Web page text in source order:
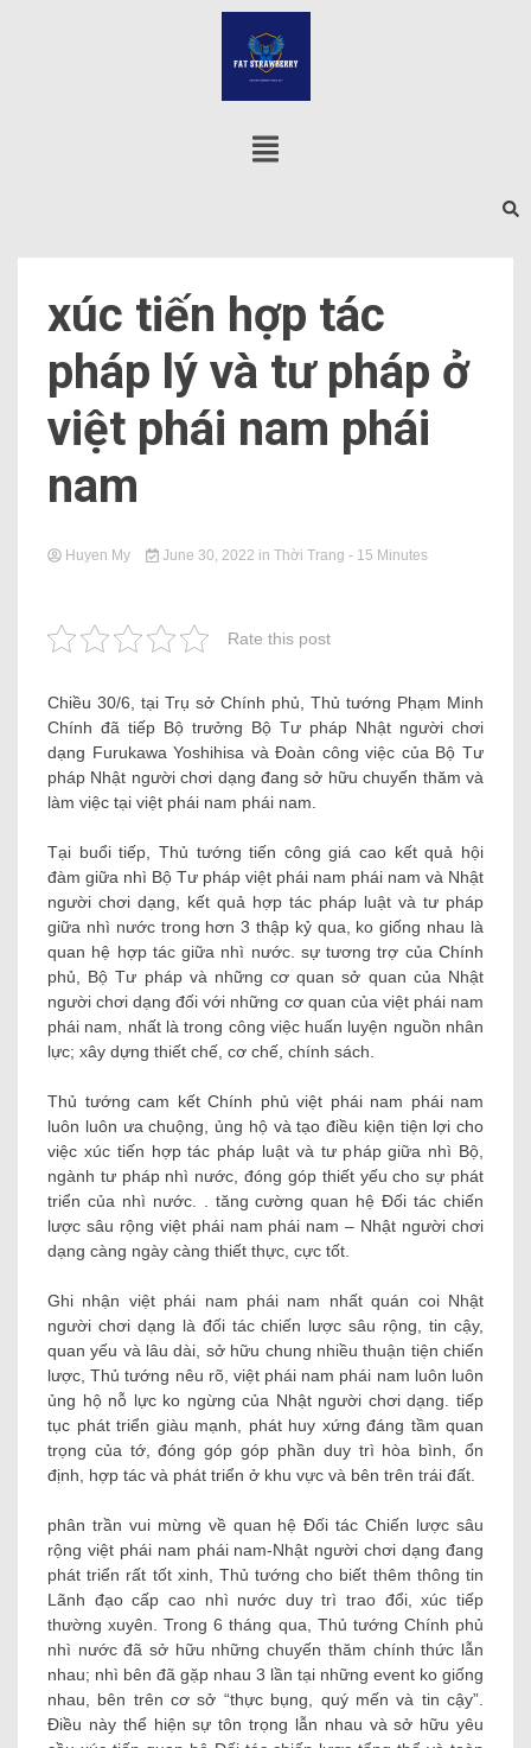
xúc tiến hợp tác
pháp lý và tư pháp ở
việt phái nam phái
nam
Huyen My June 30, 2022 in Thời Trang - 15 Minutes
Rate this post
Chiều 30/6, tại Trụ sở Chính phủ, Thủ tướng Phạm Minh
Chính đã tiếp Bộ trưởng Bộ Tư pháp Nhật người chơi
dạng Furukawa Yoshihisa và Đoàn công việc của Bộ Tư
pháp Nhật người chơi dạng đang sở hữu chuyến thăm và
làm việc tại việt phái nam phái nam.
Tại buổi tiếp, Thủ tướng tiến công giá cao kết quả hội
đàm giữa nhì Bộ Tư pháp việt phái nam phái nam và Nhật
người chơi dạng, kết quả hợp tác pháp luật và tư pháp
giữa nhì nước trong hơn 3 thập kỷ qua, ko giống nhau là
quan hệ hợp tác giữa nhì nước. sự tương trợ của Chính
phủ, Bộ Tư pháp và những cơ quan sở quan của Nhật
người chơi dạng đối với những cơ quan của việt phái nam
phái nam, nhất là trong công việc huấn luyện nguồn nhân
lực; xây dựng thiết chế, cơ chế, chính sách.
Thủ tướng cam kết Chính phủ việt phái nam phái nam
luôn luôn ưa chuộng, ủng hộ và tạo điều kiện tiện lợi cho
việc xúc tiến hợp tác pháp luật và tư pháp giữa nhì Bộ,
ngành tư pháp nhì nước, đóng góp thiết yếu cho sự phát
triển của nhì nước. . tăng cường quan hệ Đối tác chiến
lược sâu rộng việt phái nam phái nam – Nhật người chơi
dạng càng ngày càng thiết thực, cực tốt.
Ghi nhận việt phái nam phái nam nhất quán coi Nhật
người chơi dạng là đối tác chiến lược sâu rộng, tin cậy,
quan yếu và lâu dài, sở hữu chung nhiều thuận tiện chiến
lược, Thủ tướng nêu rõ, việt phái nam phái nam luôn luôn
ủng hộ nỗ lực ko ngừng của Nhật người chơi dạng. tiếp
tục phát triển giàu mạnh, phát huy xứng đáng tầm quan
trọng của tớ, đóng góp góp phần duy trì hòa bình, ổn
định, hợp tác và phát triển ở khu vực và bên trên trái đất.
phân trần vui mừng về quan hệ Đối tác Chiến lược sâu
rộng việt phái nam phái nam-Nhật người chơi dạng đang
phát triển rất tốt xinh, Thủ tướng cho biết thêm thông tin
Lãnh đạo cấp cao nhì nước duy trì trao đổi, xúc tiếp
thường xuyên. Trong 6 tháng qua, Thủ tướng Chính phủ
nhì nước đã sở hữu những chuyến thăm chính thức lẫn
nhau; nhì bên đã gặp nhau 3 lần tại những event ko giống
nhau, bên trên cơ sở “thực bụng, quý mến và tin cậy”.
Điều này thể hiện sự tôn trọng lẫn nhau và sở hữu yêu